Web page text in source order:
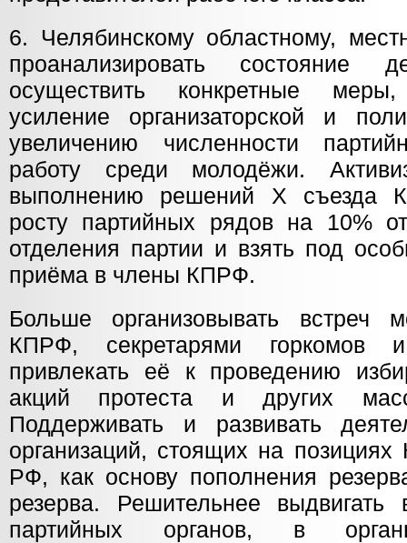
6. Челябинскому областному,
проанализировать состояние
осуществить конкретные
усиление организаторской и
увеличению численности
работу среди молодёжи.
выполнению решений X съезда
росту партийных рядов на 10%
отделения партии и взять под
приёма в члены КПРФ.
Больше организовывать встреч
КПРФ, секретарями горкомов
привлекать её к проведению
акций протеста и других
Поддерживать и развивать
организаций, стоящих на
РФ, как основу пополнения
резерва. Решительнее
партийных органов, в